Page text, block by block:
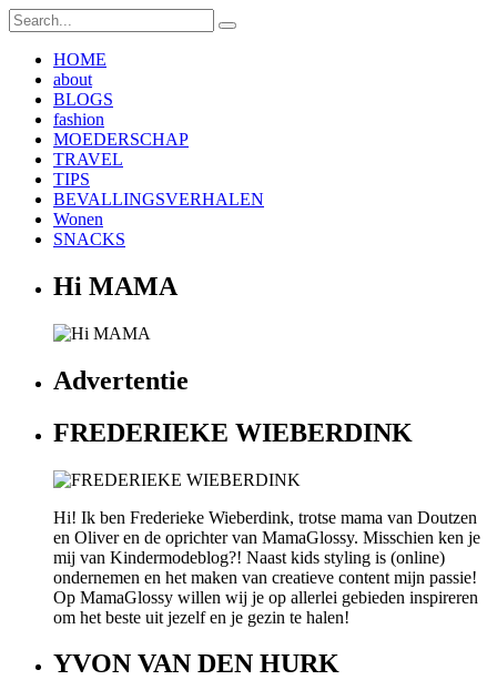
HOME
about
BLOGS
fashion
MOEDERSCHAP
TRAVEL
TIPS
BEVALLINGSVERHALEN
Wonen
SNACKS
Hi MAMA
Advertentie
FREDERIEKE WIEBERDINK
Hi! Ik ben Frederieke Wieberdink, trotse mama van Doutzen
en Oliver en de oprichter van MamaGlossy. Misschien ken je
mij van Kindermodeblog?! Naast kids styling is (online)
ondernemen en het maken van creatieve content mijn passie!
Op MamaGlossy willen wij je op allerlei gebieden inspireren
om het beste uit jezelf en je gezin te halen!
YVON VAN DEN HURK